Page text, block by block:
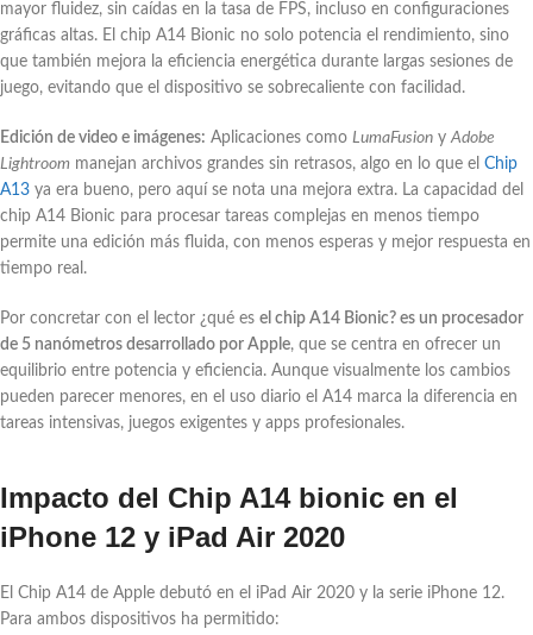
mayor fluidez, sin caídas en la tasa de FPS, incluso en configuraciones
gráficas altas. El chip A14 Bionic no solo potencia el rendimiento, sino
que también mejora la eficiencia energética durante largas sesiones de
juego, evitando que el dispositivo se sobrecaliente con facilidad.
Edición de video e imágenes: Aplicaciones como LumaFusion yAdobe
Lightroom manejan archivos grandes sin retrasos, algo en lo que el Chip
A13 ya era bueno, pero aquí se nota una mejora extra. La capacidad del
chip A14 Bionic para procesar tareas complejas en menos tiempo
permite una edición más fluida, con menos esperas y mejor respuesta en
tiempo real.
Por concretar con el lector ¿qué es el chip A14 Bionic? es un procesador
de 5 nanómetros desarrollado por Apple, que se centra en ofrecer un
equilibrio entre potencia y eficiencia. Aunque visualmente los cambios
pueden parecer menores, en el uso diario el A14 marca la diferencia en
tareas intensivas, juegos exigentes y apps profesionales.
Impacto del Chip A14 bionic en el
iPhone 12 y iPad Air 2020
El Chip A14 de Apple debutó en el iPad Air 2020 y la serie iPhone 12.
Para ambos dispositivos ha permitido: